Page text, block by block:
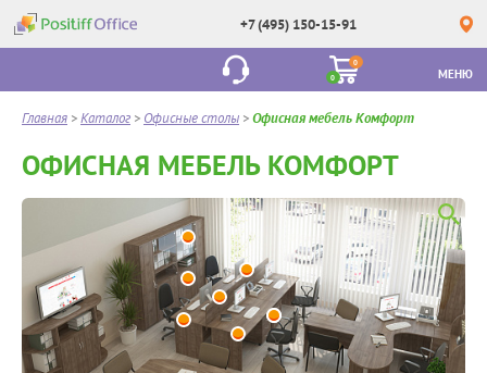
+7 (495) 150-15-91
0
0
МЕНЮ
Главная >Каталог > Офисные столы >Офисная мебель Комфорт
ОФИСНАЯ МЕБЕЛЬ КОМФОРТ